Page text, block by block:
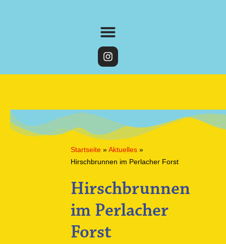
Startseite »Aktuelles »
Hirschbrunnen im Perlacher Forst
Hirschbrunnen
im Perlacher
Forst